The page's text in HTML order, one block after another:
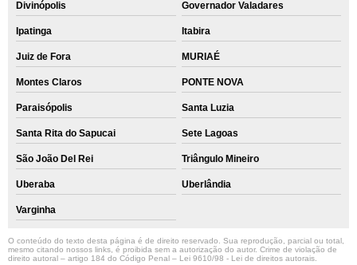
Divinópolis Governador Valadares
Ipatinga Itabira
Juiz de Fora MURIAÉ
Montes Claros PONTE NOVA
Paraisópolis Santa Luzia
Santa Rita do Sapucai Sete Lagoas
São João Del Rei Triângulo Mineiro
Uberaba Uberlândia
Varginha
O conteúdo do texto desta página é de direito reservado. Sua reprodução, parcial ou total,
mesmo citando nossos links, é proibida sem a autorização do autor. Crime de violação de
direito autoral – artigo 184 do Código Penal – Lei 9610/98 - Lei de direitos autorais